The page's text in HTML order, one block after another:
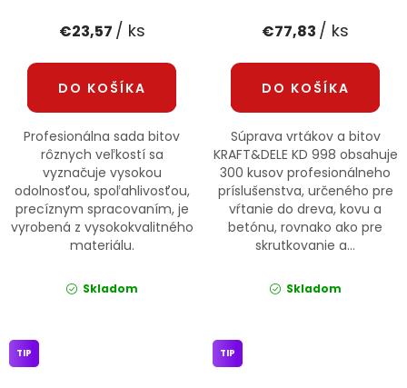
€23,57 / ks
DO KOŠÍKA
Profesionálna sada bitov
rôznych veľkostí sa
vyznačuje vysokou
odolnosťou, spoľahlivosťou,
precíznym spracovaním, je
vyrobená z vysokokvalitného
materiálu.
Skladom
€77,83 / ks
DO KOŠÍKA
Súprava vrtákov a bitov
KRAFT&DELE KD 998 obsahuje
300 kusov profesionálneho
príslušenstva, určeného pre
vŕtanie do dreva, kovu a
betónu, rovnako ako pre
skrutkovanie a...
Skladom
TIP TIP